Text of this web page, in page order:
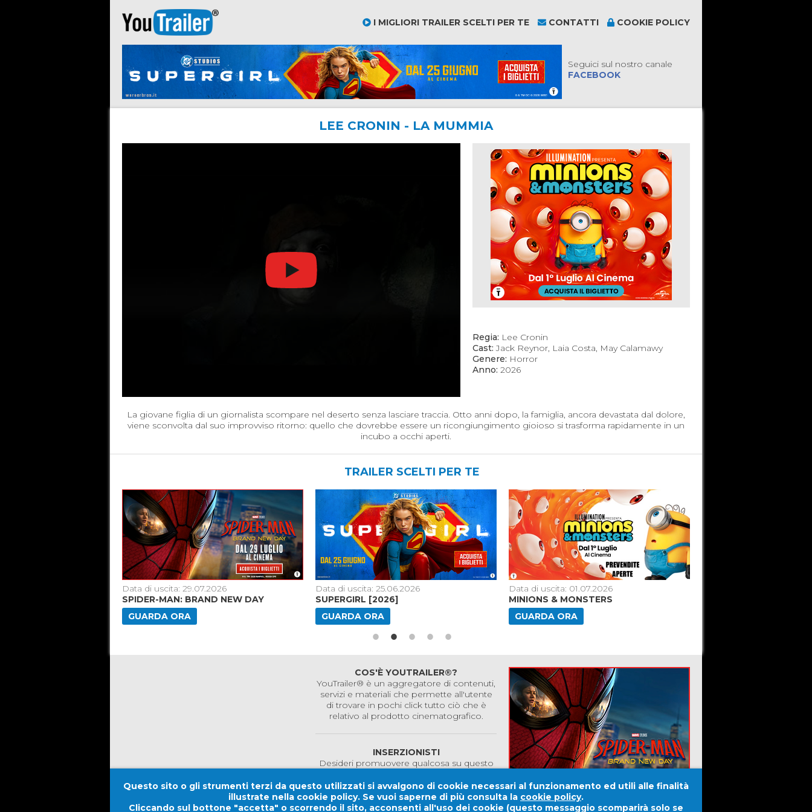
I MIGLIORI TRAILER SCELTI PER TE CONTATTI COOKIE POLICY
Seguici sul nostro canale
FACEBOOK
Questo sito o gli strumenti terzi da questo utilizzati si avvalgono di cookie necessari al funzionamento ed utili alle finalità
illustrate nella cookie policy. Se vuoi saperne di più consulta la cookie policy.
Cliccando sul bottone "accetta" o scorrendo il sito, acconsenti all'uso dei cookie (questo messaggio scomparirà solo se
LEE CRONIN - LA MUMMIA
Regia: Lee Cronin
Cast: Jack Reynor, Laia Costa, May Calamawy
Genere: Horror
Anno: 2026
La giovane figlia di un giornalista scompare nel deserto senza lasciare traccia. Otto anni dopo, la famiglia, ancora devastata dal dolore,
viene sconvolta dal suo improvviso ritorno: quello che dovrebbe essere un ricongiungimento gioioso si trasforma rapidamente in un
incubo a occhi aperti.
TRAILER SCELTI PER TE
Data di uscita: 29.07.2026
SPIDER-MAN: BRAND NEW DAY
GUARDA ORA
Data di uscita: 25.06.2026
SUPERGIRL [2026]
GUARDA ORA
Data di uscita: 01.07.2026
MINIONS & MONSTERS
GUARDA ORA
COS'È YOUTRAILER®?
YouTrailer® è un aggregatore di contenuti,
servizi e materiali che permette all'utente
di trovare in pochi click tutto ciò che è
relativo al prodotto cinematografico.
INSERZIONISTI
Desideri promuovere qualcosa su questo
Contattaci!